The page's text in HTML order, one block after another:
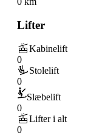
Lifter
Kabinelift
0
Stolelift
0
Slæbelift
0
Lifter i alt
0